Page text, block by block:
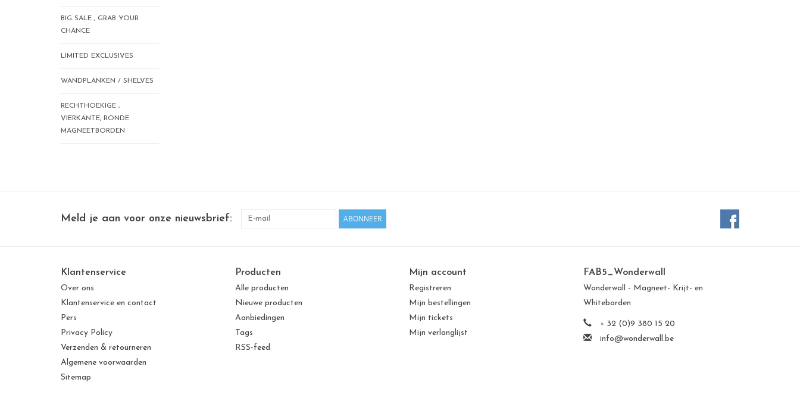
BIG SALE , GRAB YOUR
CHANCE
LIMITED EXCLUSIVES
WANDPLANKEN / SHELVES
RECHTHOEKIGE ,
VIERKANTE, RONDE
MAGNEETBORDEN
Meld je aan voor onze nieuwsbrief: ABONNEER
Klantenservice
Over ons
Klantenservice en contact
Pers
Privacy Policy
Verzenden & retourneren
Algemene voorwaarden
Sitemap
Producten
Alle producten
Nieuwe producten
Aanbiedingen
Tags
RSS-feed
Mijn account
Registreren
Mijn bestellingen
Mijn tickets
Mijn verlanglijst
FAB5_Wonderwall
Wonderwall - Magneet- Krijt- en
Whiteborden
+ 32 (0)9 380 15 20
info@wonderwall.be